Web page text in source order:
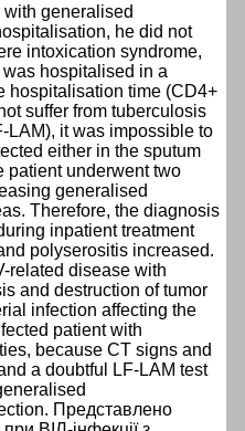
generalised
he did not
intoxication syndrome,
hospitalised in a
hospitalisation time (CD4+
suffer from tuberculosis
LAM), it was impossible to
either in the sputum
patient underwent two
generalised
Therefore, the diagnosis
inpatient treatment
polyserositis increased.
related disease with
and destruction of tumor
infection affecting the
patient with
because CT signs and
a doubtful LF-LAM test
Представлено